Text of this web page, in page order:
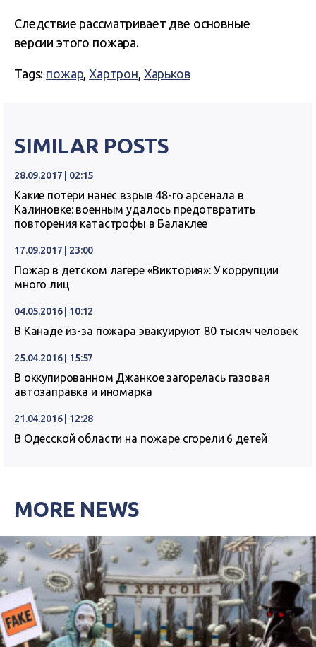
Следствие рассматривает две основные
версии этого пожара.
Tags: пожар,Хартрон, Харьков
SIMILAR POSTS
28.09.2017 | 02:15
Какие потери нанес взрыв 48-го арсенала в
Калиновке: военным удалось предотвратить
повторения катастрофы в Балаклее
17.09.2017 | 23:00
Пожар в детском лагере «Виктория»: У коррупции
много лиц
04.05.2016 | 10:12
В Канаде из-за пожара эвакуируют 80 тысяч человек
25.04.2016 | 15:57
В оккупированном Джанкое загорелась газовая
автозаправка и иномарка
21.04.2016 | 12:28
В Одесской области на пожаре сгорели 6 детей
MORE NEWS